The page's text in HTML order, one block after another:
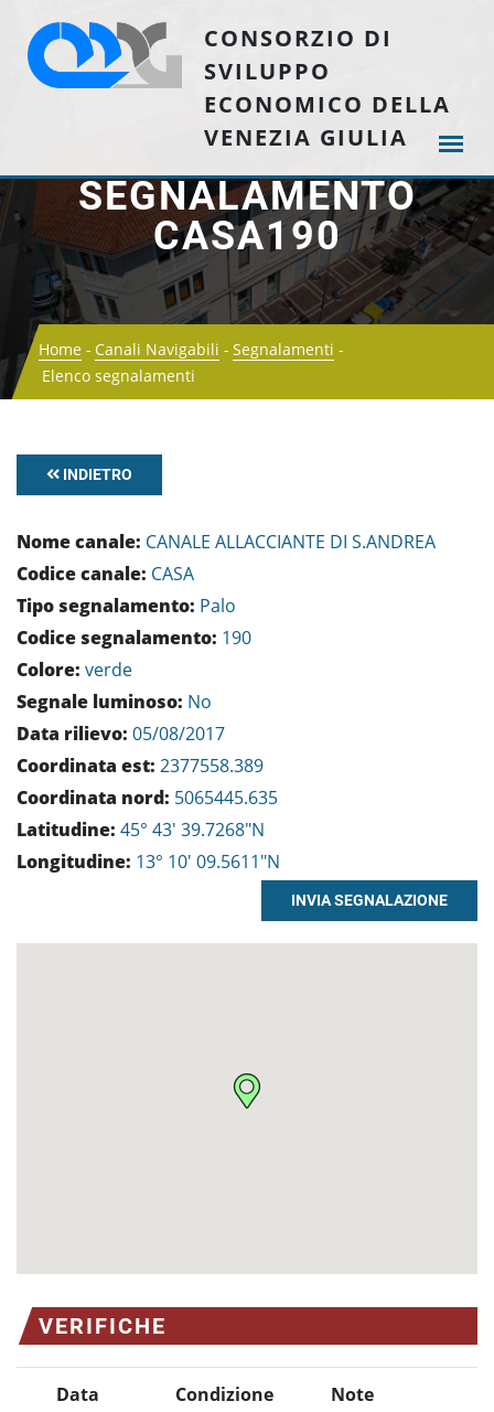
CONSORZIO DI
SVILUPPO
ECONOMICO DELLA
VENEZIA GIULIA
SEGNALAMENTO
CASA190
Home Canali Navigabili
Segnalamenti
Elenco segnalamenti
INDIETRO
Nome canale: CANALE ALLACCIANTE DI S.ANDREA
Codice canale: CASA
Tipo segnalamento: Palo
Codice segnalamento: 190
Colore: verde
Segnale luminoso: No
Data rilievo: 05/08/2017
Coordinata est: 2377558.389
Coordinata nord: 5065445.635
Latitudine: 45° 43' 39.7268"N
Longitudine: 13° 10' 09.5611"N
VERIFICHE
Data Condizione Note